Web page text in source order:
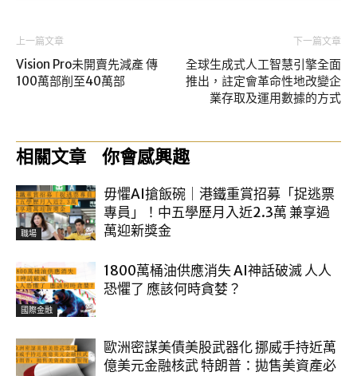
上一篇文章
Vision Pro未開賣先減產 傳
100萬部削至40萬部
下一篇文章
全球生成式人工智慧引擎全面
推出，註定會革命性地改變企
業存取及運用數據的方式
相關文章 你會感興趣
職場
毋懼AI搶飯碗｜港鐵重賞招募「捉逃票
專員」！中五學歷月入近2.3萬 兼享過
萬迎新獎金
國際金融
1800萬桶油供應消失 AI神話破滅 人人
恐懼了 應該何時貪婪？
歐洲密謀美債美股武器化 挪威手持近萬
億美元金融核武 特朗普：拋售美資產必